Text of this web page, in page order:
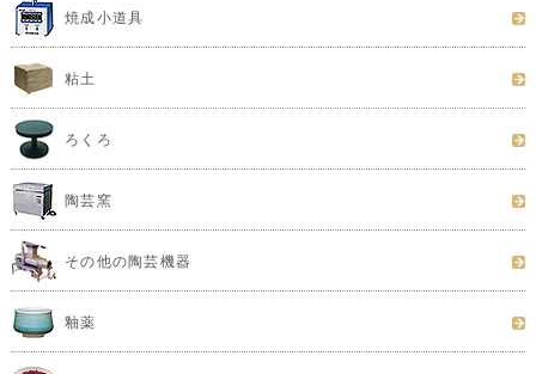
焼成小道具
粘土
ろくろ
陶芸窯
その他の陶芸機器
釉薬